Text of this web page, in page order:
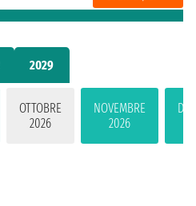
2029
OTTOBRE
2026
NOVEMBRE
2026